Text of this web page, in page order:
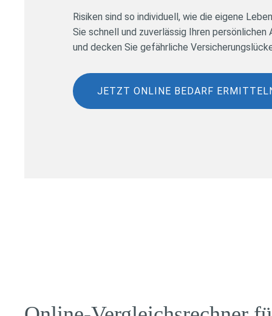
Risiken sind so individuell, wie die eigene
Sie schnell und zuverlässig Ihren persönlichen
und decken Sie gefährliche
JETZT ONLINE BEDARF